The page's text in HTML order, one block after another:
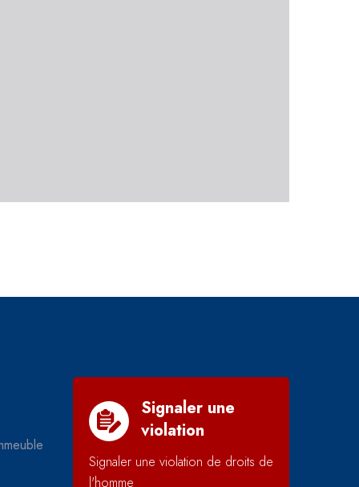
Signaler une
violation
Signaler une violation de droits de
l'homme